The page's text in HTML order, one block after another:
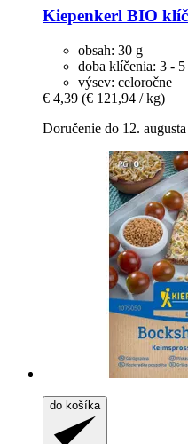
Kiepenkerl BIO
obsah: 30 g
doba klíčenia: 3 -
výsev: celoročne
€ 4,39 (€ 121,94 / kg)
Doručenie do 12. augusta
do košíka